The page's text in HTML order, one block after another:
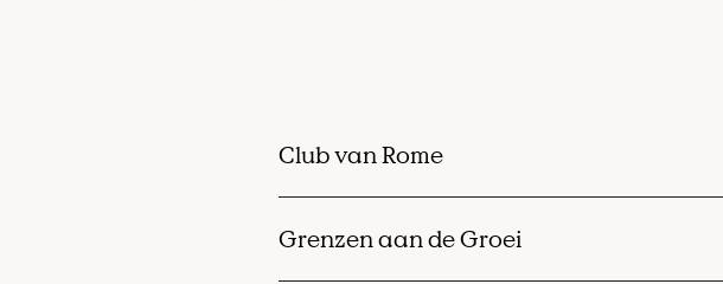
Club van Rome
werelddelen samen om de problemen
Grenzen aan de Groei